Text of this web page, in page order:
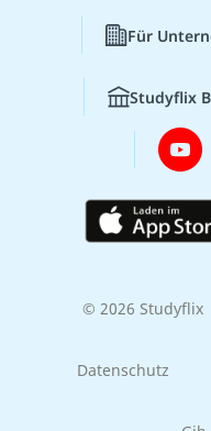
Für
Studyflix
© 2026 Studyflix
Datenschutz